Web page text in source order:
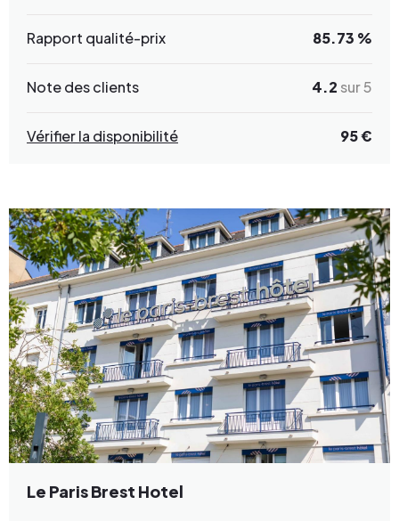
Rapport qualité-prix 85.73 %
Note des clients 4.2 sur 5
Vérifier la disponibilité 95 €
Le Paris Brest Hotel